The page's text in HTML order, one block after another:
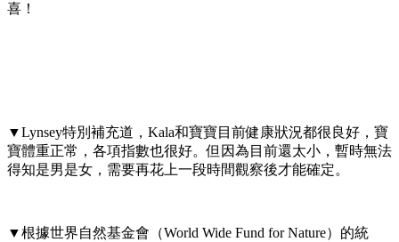
喜！
▼Lynsey特別補充道，Kala和寶寶目前健康狀況都很良好，寶
寶體重正常，各項指數也很好。但因為目前還太小，暫時無法
得知是男是女，需要再花上一段時間觀察後才能確定。
▼根據世界自然基金會（World Wide Fund for Nature）的統